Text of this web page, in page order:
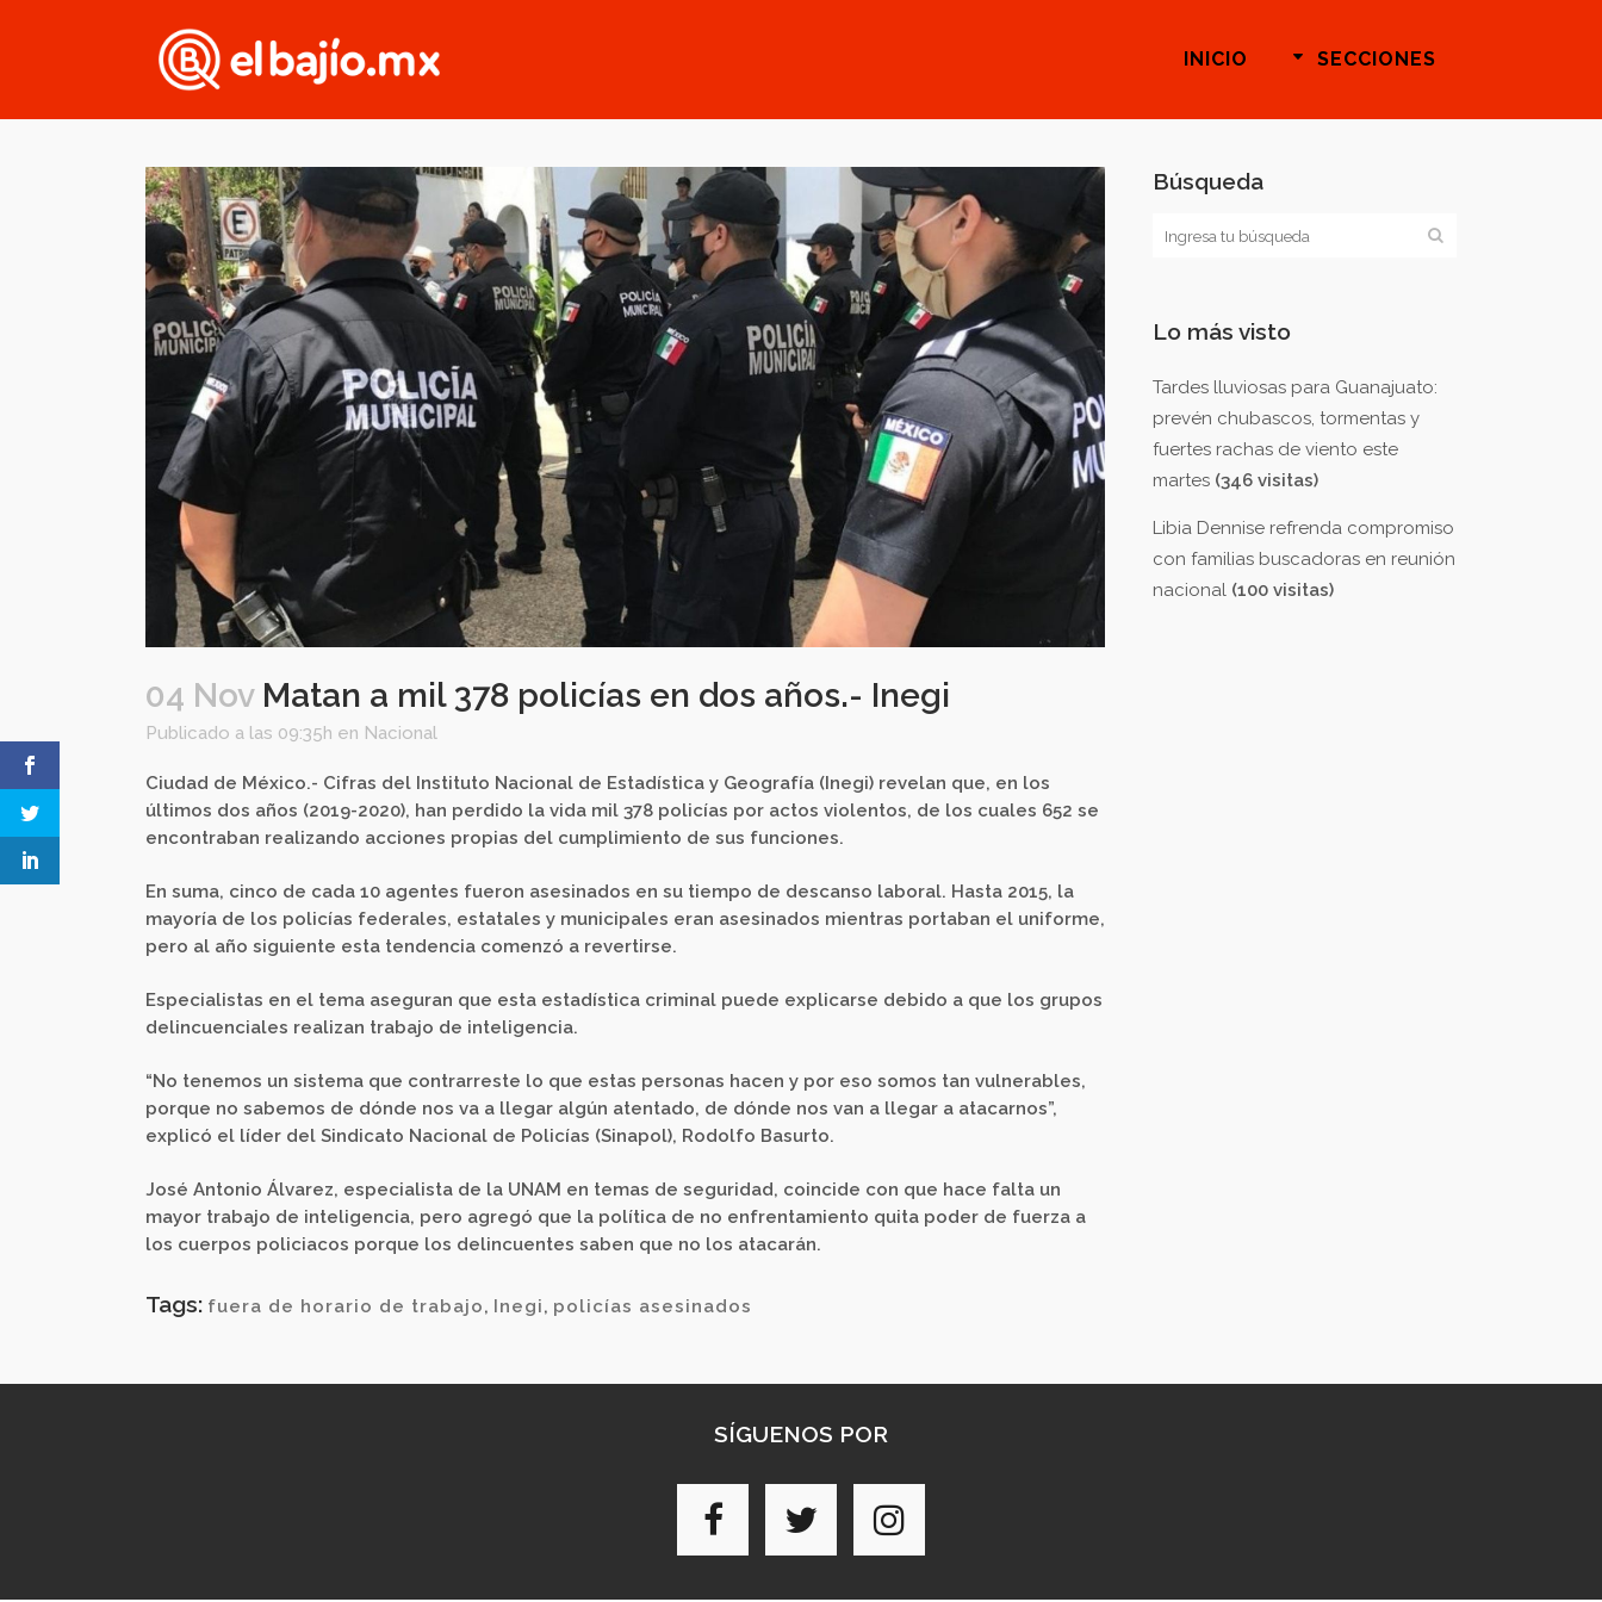
INICIO SECCIONES
04 NovMatan a mil 378 policías en dos años.- Inegi
Publicado a las 09:35h en Nacional
Ciudad de México.- Cifras del Instituto Nacional de Estadística y Geografía (Inegi) revelan que, en los
últimos dos años (2019-2020), han perdido la vida mil 378 policías por actos violentos, de los cuales 652 se
encontraban realizando acciones propias del cumplimiento de sus funciones.
En suma, cinco de cada 10 agentes fueron asesinados en su tiempo de descanso laboral. Hasta 2015, la
mayoría de los policías federales, estatales y municipales eran asesinados mientras portaban el uniforme,
pero al año siguiente esta tendencia comenzó a revertirse.
Especialistas en el tema aseguran que esta estadística criminal puede explicarse debido a que los grupos
delincuenciales realizan trabajo de inteligencia.
“No tenemos un sistema que contrarreste lo que estas personas hacen y por eso somos tan vulnerables,
porque no sabemos de dónde nos va a llegar algún atentado, de dónde nos van a llegar a atacarnos”,
explicó el líder del Sindicato Nacional de Policías (Sinapol), Rodolfo Basurto.
José Antonio Álvarez, especialista de la UNAM en temas de seguridad, coincide con que hace falta un
mayor trabajo de inteligencia, pero agregó que la política de no enfrentamiento quita poder de fuerza a
los cuerpos policiacos porque los delincuentes saben que no los atacarán.
Tags: fuera de horario de trabajo, Inegi, policías asesinados
Búsqueda
Lo más visto
Tardes lluviosas para Guanajuato:
prevén chubascos, tormentas y
fuertes rachas de viento este
martes (346 visitas)
Libia Dennise refrenda compromiso
con familias buscadoras en reunión
nacional (100 visitas)
SÍGUENOS POR